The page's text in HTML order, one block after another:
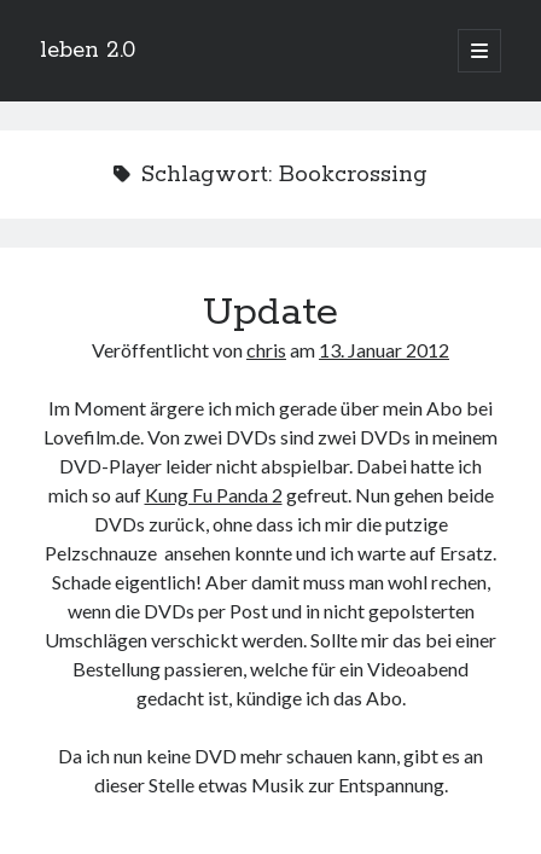
leben 2.0
öffnen
Sidebar
Minecraft-Server
Leben 2.0 Reloaded (?)
18. November 2018
icinga critical/config: Error: Stack overflow while evaluating expression:
Recursion level too deep.
1. April 2018
Winterhüttentour 2018
9. März 2018
Neueste Kommentare
the wink of nintendo DS lite
Janzu
VGN-P11Z auf SSD
VGN-P11Z Downgrade
Schlagwort: Bookcrossing
Update
Veröffentlicht vonchris am 13. Januar 2012
Im Moment ärgere ich mich gerade über mein Abo bei
Lovefilm.de. Von zwei DVDs sind zwei DVDs in meinem
DVD-Player leider nicht abspielbar. Dabei hatte ich
mich so auf Kung Fu Panda 2 gefreut. Nun gehen beide
DVDs zurück, ohne dass ich mir die putzige
Pelzschnauze ansehen konnte und ich warte auf Ersatz.
Schade eigentlich! Aber damit muss man wohl rechen,
wenn die DVDs per Post und in nicht gepolsterten
Umschlägen verschickt werden. Sollte mir das bei einer
Bestellung passieren, welche für ein Videoabend
gedacht ist, kündige ich das Abo.
Da ich nun keine DVD mehr schauen kann, gibt es an
dieser Stelle etwas Musik zur Entspannung.